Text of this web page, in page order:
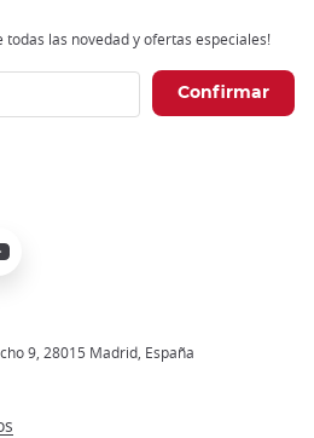
todas las novedad y ofertas especiales!
9, 28015 Madrid, España